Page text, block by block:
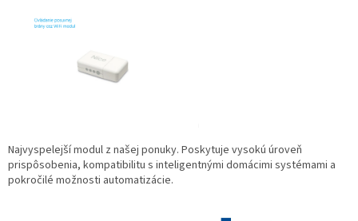
Najvyspelejší modul z našej ponuky. Poskytuje vysokú úroveň
prispôsobenia, kompatibilitu s inteligentnými domácimi systémami a
pokročilé možnosti automatizácie.